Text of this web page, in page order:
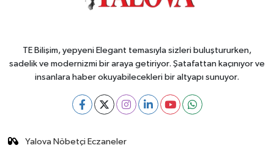
TE Bilişim, yepyeni Elegant temasıyla sizleri buluştururken,
sadelik ve modernizmi bir araya getiriyor. Şatafattan kaçınıyor ve
insanlara haber okuyabilecekleri bir altyapı sunuyor.
Yalova Nöbetçi Eczaneler